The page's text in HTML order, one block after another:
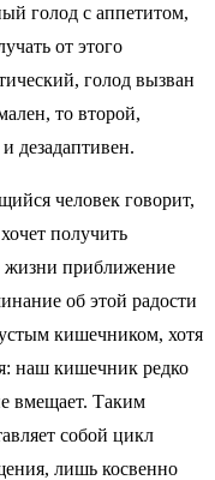
голод с аппетитом,
от этого
голод вызван
то второй,
дезадаптивен.
человек говорит,
получить
жизни приближение
об этой радости
кишечником, хотя
наш кишечник редко
вмещает. Таким
собой цикл
лишь косвенно